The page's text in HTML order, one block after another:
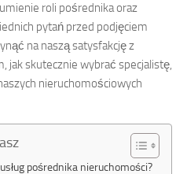
roli pośrednika oraz
pytań przed podjęciem
na naszą satysfakcję z
jak skutecznie wybrać specjalistę,
nieruchomościowych
pośrednika nieruchomości?